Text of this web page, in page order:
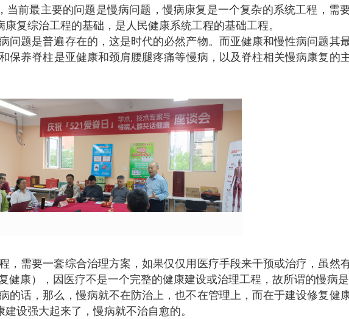
当前最主要的问题是慢病问题，慢病康复是一个复杂的系统工程，需
复综治工程的基础，是人民健康系统工程的基础工程。
问题是普遍存在的，这是时代的必然产物。而亚健康和慢性病问题其
保养脊柱是亚健康和颈肩腰腿疼痛等慢病，以及脊柱相关慢病康复的
，需要一套综合治理方案，如果仅仅用医疗手段来干预或治疗，虽然
健康），因医疗不是一个完整的健康建设或治理工程，故所谓的慢病是
的话，那么，慢病就不在防治上，也不在管理上，而在于建设修复健
设强大起来了，慢病就不治自愈的。